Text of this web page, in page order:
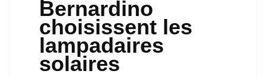
Bernardino
choisissent les
lampadaires
solaires